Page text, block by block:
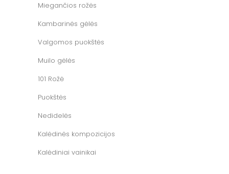
Miegančios rožės
Kambarinės gėlės
Valgomos puokštės
Muilo gėlės
101 Rožė
Puokštės
Nedidelės
Kalėdinės kompozicijos
Kalėdiniai vainikai